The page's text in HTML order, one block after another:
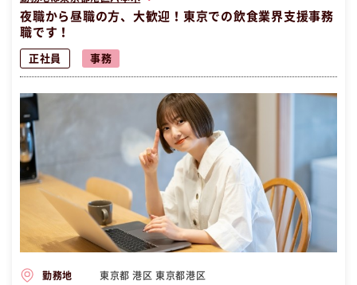
夜職から昼職の方、大歓迎！東京での飲食業界支援事務
職です！
正社員 事務
勤務地 東京都 港区 東京都港区